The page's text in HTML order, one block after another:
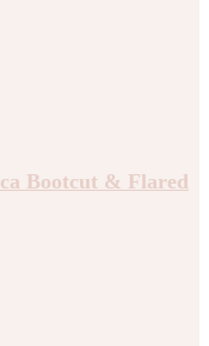
Bootcut & Flared